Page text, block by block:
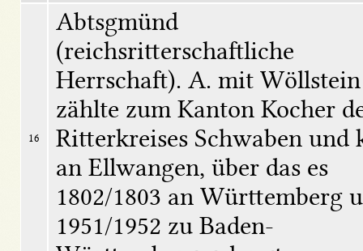
16
Abtsgmünd
(reichsritterschaftliche
Herrschaft). A. mit Wöllstein
zählte zum Kanton Kocher
Ritterkreises Schwaben und
an Ellwangen, über das es
1802/1803 an Württemberg
1951/1952 zu Baden-